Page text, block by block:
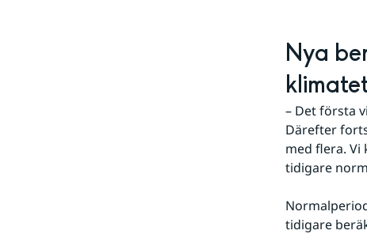
Nya
– Det första
Därefter
med flera.
tidigare
tidigare